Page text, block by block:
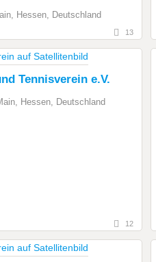
Hessen, Deutschland
13
Tennisverein e.V.
Hessen, Deutschland
12